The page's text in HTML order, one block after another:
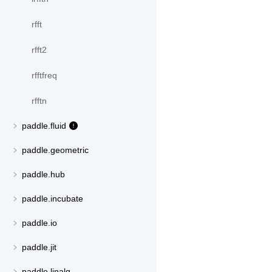
rfft
rfft2
rfftfreq
rfftn
paddle.fluid
paddle.geometric
paddle.hub
paddle.incubate
paddle.io
paddle.jit